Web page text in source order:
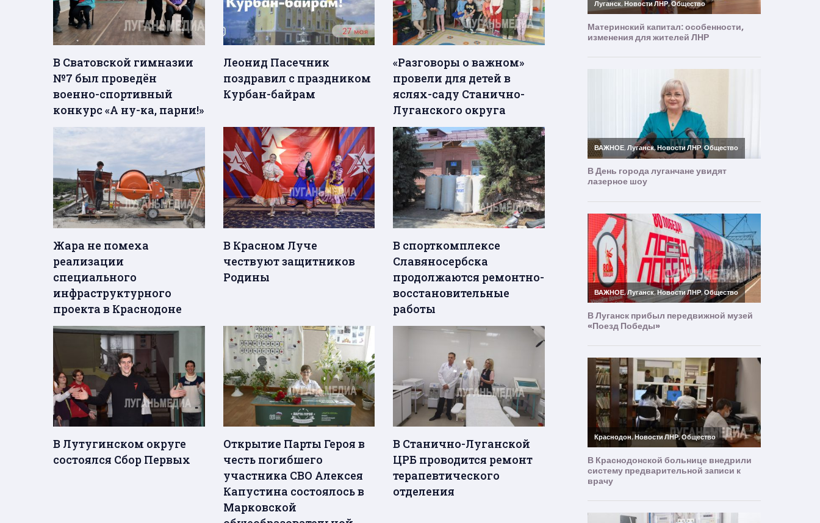
В Сватовской гимназии
№7 был проведён
военно-спортивный
конкурс «А ну-ка, парни!»
Леонид Пасечник
поздравил с праздником
Курбан-байрам
«Разговоры о важном»
провели для детей в
яслях-саду Станично-
Луганского округа
Жара не помеха
реализации
специального
инфраструктурного
проекта в Краснодоне
В Красном Луче
чествуют защитников
Родины
В спорткомплексе
Славяносербска
продолжаются ремонтно-
восстановительные
работы
В Лутугинском округе
состоялся Сбор Первых
Открытие Парты Героя в
честь погибшего
участника СВО Алексея
Капустина состоялось в
Марковской
В Станично-Луганской
ЦРБ проводится ремонт
терапевтического
отделения